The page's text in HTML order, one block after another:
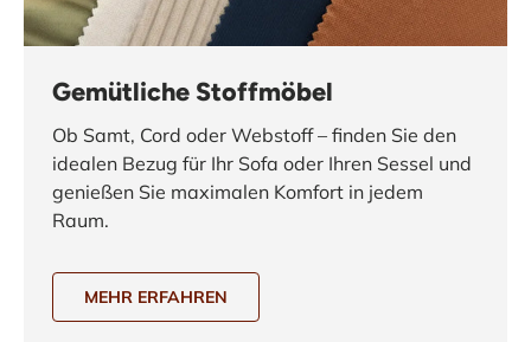
Gemütliche Stoffmöbel
Ob Samt, Cord oder Webstoff – finden Sie den
idealen Bezug für Ihr Sofa oder Ihren Sessel und
genießen Sie maximalen Komfort in jedem
Raum.
MEHR ERFAHREN